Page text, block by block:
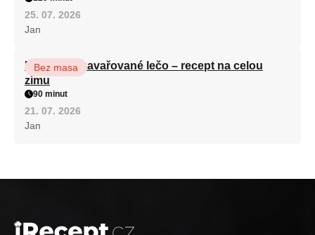
25. 07. 2026
Jan
Babiččino zavařované lečo – recept na celou
zimu
Bez masa
90 minut
21. 07. 2026
Jan